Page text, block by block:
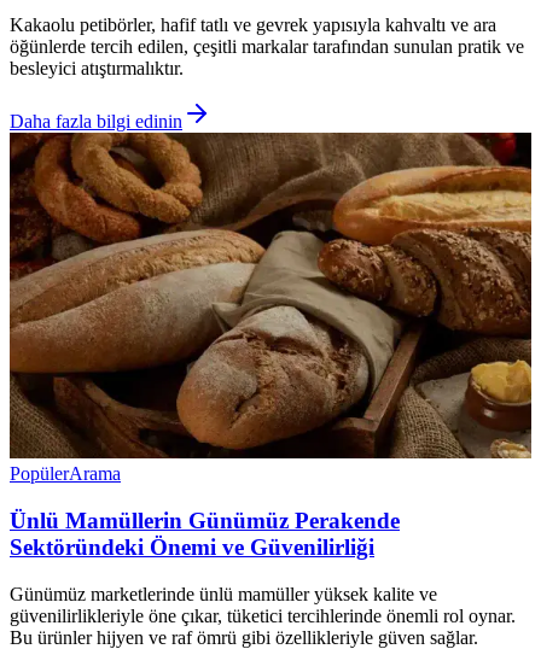
Kakaolu petibörler, hafif tatlı ve gevrek yapısıyla kahvaltı ve ara
öğünlerde tercih edilen, çeşitli markalar tarafından sunulan pratik ve
besleyici atıştırmalıktır.
Daha fazla bilgi edinin
PopülerArama
Ünlü Mamüllerin Günümüz Perakende
Sektöründeki Önemi ve Güvenilirliği
Günümüz marketlerinde ünlü mamüller yüksek kalite ve
güvenilirlikleriyle öne çıkar, tüketici tercihlerinde önemli rol oynar.
Bu ürünler hijyen ve raf ömrü gibi özellikleriyle güven sağlar.